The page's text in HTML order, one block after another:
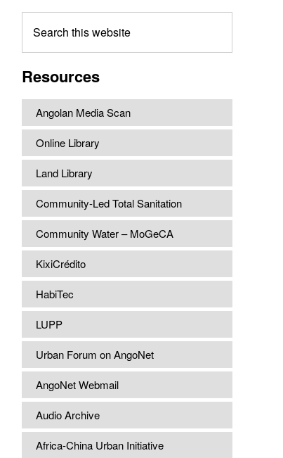
this
Resources
Angolan Media Scan
Online Library
Land Library
Community-Led Total Sanitation
Community Water – MoGeCA
KixiCrédito
HabiTec
LUPP
Urban Forum on AngoNet
AngoNet Webmail
Audio Archive
Africa-China Urban Initiative